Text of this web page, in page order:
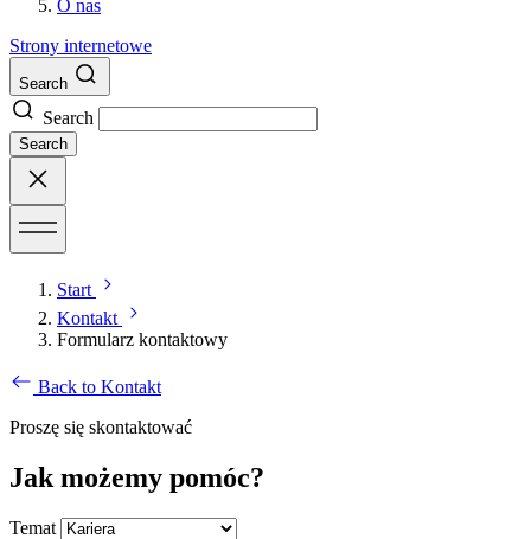
O nas
Strony internetowe
Search
Search
Search
Start
Kontakt
Formularz kontaktowy
Back to Kontakt
Proszę się skontaktować
Jak możemy pomóc?
Temat